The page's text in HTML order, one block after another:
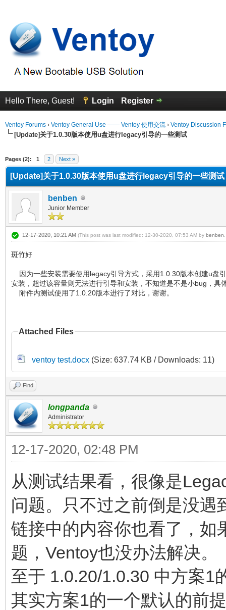
Hello There, Guest! Login Register
Ventoy Forums › Ventoy General Use —— Ventoy 使用交流 › Ventoy Discussion
[Update]关于1.0.30版本使用u盘进行legacy引导的一些测试
Pages (2): 1 2 Next »
[Update]关于1.0.30版本使用u盘进行legacy引导的一些测试
benben
Junior Member
12-17-2020, 10:21 AM (This post was last modified: 12-30-2020, 07:53 AM by benben
斑竹好
因为一些安装需要使用legacy引导方式，采用1.0.30版本创建u盘
安装，超过该容量则无法进行引导和安装，不知道是不是小bug，具
附件内测试使用了1.0.20版本进行了对比，谢谢。
Attached Files
ventoy test.docx (Size: 637.74 KB / Downloads: 11)
Find
longpanda
Administrator
12-17-2020, 02:48 PM
从测试结果看，很像是
问题。只不过之前倒是没遇
链接中的内容你也看了，如
题，Ventoy也没办法解决。
至于 1.0.20/1.0.30 中方案1
其实方案1的一个默认的前